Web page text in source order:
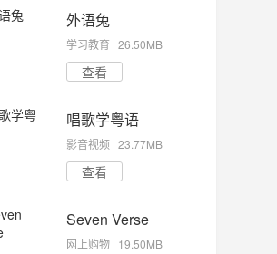
外语兔
学习教育 | 26.50MB
查看
唱歌学粤语
影音视频 | 23.77MB
查看
Seven Verse
网上购物 | 19.50MB